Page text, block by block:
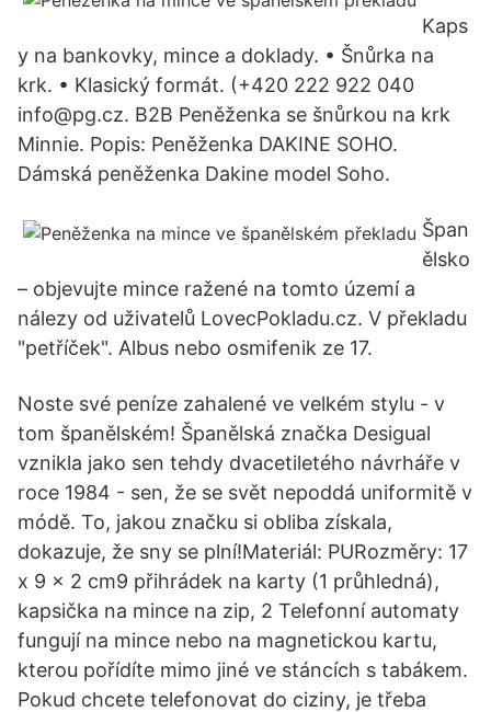
Kaps
y na bankovky, mince a doklady. • Šnůrka na
krk. • Klasický formát. (+420 222 922 040
info@pg.cz. B2B Peněženka se šnůrkou na krk
Minnie. Popis: Peněženka DAKINE SOHO.
Dámská peněženka Dakine model Soho.
Špan
ělsko
– objevujte mince ražené na tomto území a
nálezy od uživatelů LovecPokladu.cz. V překladu
"petříček". Albus nebo osmifenik ze 17.
Noste své peníze zahalené ve velkém stylu - v
tom španělském! Španělská značka Desigual
vznikla jako sen tehdy dvacetiletého návrháře v
roce 1984 - sen, že se svět nepoddá uniformitě v
módě. To, jakou značku si obliba získala,
dokazuje, že sny se plní!Materiál: PURozměry: 17
x 9 x 2 cm9 přihrádek na karty (1 průhledná),
kapsička na mince na zip, 2 Telefonní automaty
fungují na mince nebo na magnetickou kartu,
kterou pořídíte mimo jiné ve stáncích s tabákem.
Pokud chcete telefonovat do ciziny, je třeba